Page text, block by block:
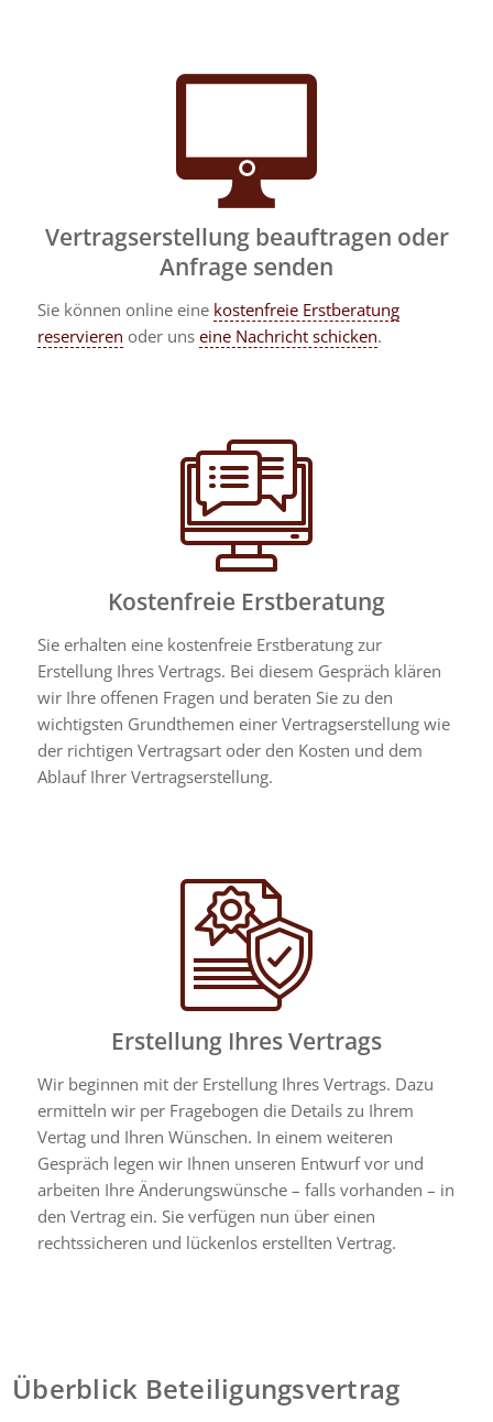
Vertragserstellung beauftragen oder
Anfrage senden
Sie können online eine kostenfreie Erstberatung
reservieren oder uns eine Nachricht schicken.
Kostenfreie Erstberatung
Sie erhalten eine kostenfreie Erstberatung zur
Erstellung Ihres Vertrags. Bei diesem Gespräch klären
wir Ihre offenen Fragen und beraten Sie zu den
wichtigsten Grundthemen einer Vertragserstellung wie
der richtigen Vertragsart oder den Kosten und dem
Ablauf Ihrer Vertragserstellung.
Erstellung Ihres Vertrags
Wir beginnen mit der Erstellung Ihres Vertrags. Dazu
ermitteln wir per Fragebogen die Details zu Ihrem
Vertag und Ihren Wünschen. In einem weiteren
Gespräch legen wir Ihnen unseren Entwurf vor und
arbeiten Ihre Änderungswünsche – falls vorhanden – in
den Vertrag ein. Sie verfügen nun über einen
rechtssicheren und lückenlos erstellten Vertrag.
Überblick Beteiligungsvertrag